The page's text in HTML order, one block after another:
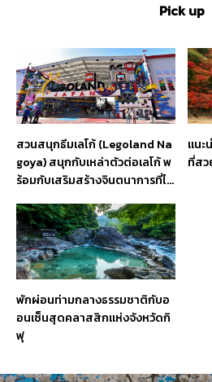
Pick up
สวนสนุกธีมเลโก้ (Legoland Na
goya) สนุกกับเหล่าตัวต่อเลโก้ พ
ร้อมกับเสริมสร้างจินตนาการที่ไม่
แนะ
ที่ส
พักผ่อนท่ามกลางธรรมชาติกับอ
อนเซ็นสุดคลาสสิกแห่งจังหวัดกิ
ฟุ